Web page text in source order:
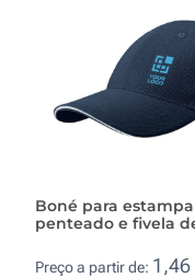
Boné para
penteado e fivela
Preço a partir de: 1,46